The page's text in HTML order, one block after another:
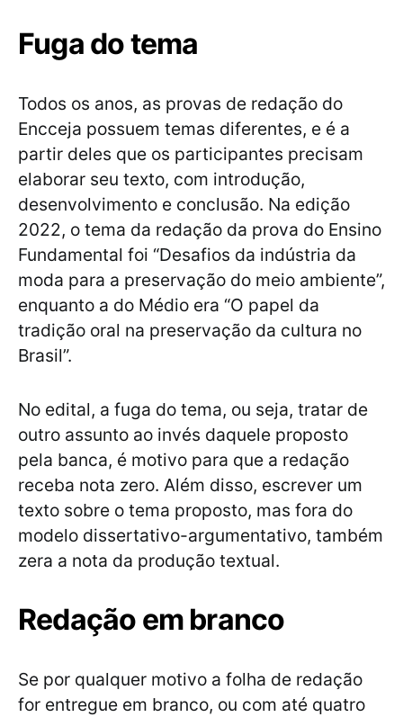
Fuga do tema
Todos os anos, as provas de redação do
Encceja possuem temas diferentes, e é a
partir deles que os participantes precisam
elaborar seu texto, com introdução,
desenvolvimento e conclusão. Na edição
2022, o tema da redação da prova do Ensino
Fundamental foi “Desafios da indústria da
moda para a preservação do meio ambiente”,
enquanto a do Médio era “O papel da
tradição oral na preservação da cultura no
Brasil”.
No edital, a fuga do tema, ou seja, tratar de
outro assunto ao invés daquele proposto
pela banca, é motivo para que a redação
receba nota zero. Além disso, escrever um
texto sobre o tema proposto, mas fora do
modelo dissertativo-argumentativo, também
zera a nota da produção textual.
Redação em branco
Se por qualquer motivo a folha de redação
for entregue em branco, ou com até quatro